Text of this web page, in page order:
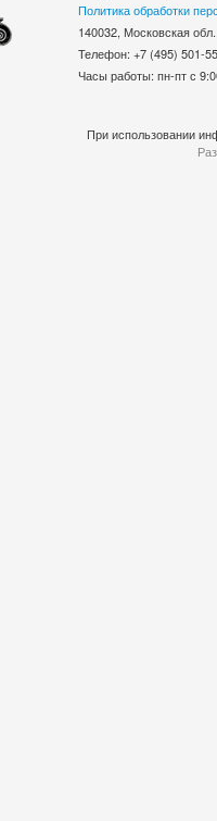
Политика обработки
140032, Московская
Телефон: +7 (495)
Часы работы: пн-пт с
При использовании